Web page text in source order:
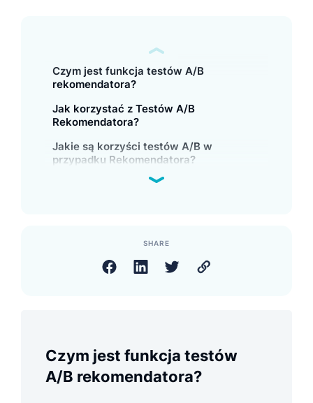
Czym jest funkcja testów A/B
rekomendatora?
Jak korzystać z Testów A/B
Rekomendatora?
Jakie są korzyści testów A/B w
przypadku Rekomendatora?
SHARE
Czym jest funkcja testów
A/B rekomendatora?